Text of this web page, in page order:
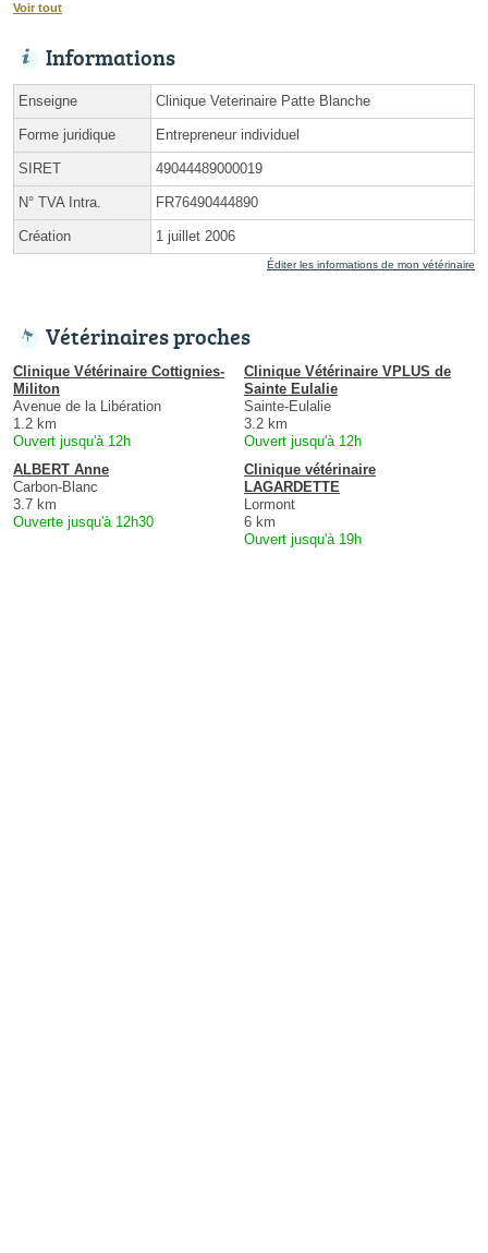
Voir tout
Informations
Enseigne Clinique Veterinaire Patte Blanche
Forme juridique Entrepreneur individuel
SIRET 49044489000019
N° TVA Intra. FR76490444890
Création 1 juillet 2006
Éditer les informations de mon vétérinaire
Vétérinaires proches
Clinique Vétérinaire Cottignies-
Militon
Avenue de la Libération
1.2 km
Ouvert jusqu'à 12h
Clinique Vétérinaire VPLUS de
Sainte Eulalie
Sainte-Eulalie
3.2 km
Ouvert jusqu'à 12h
ALBERT Anne
Carbon-Blanc
3.7 km
Ouverte jusqu'à 12h30
Clinique vétérinaire
LAGARDETTE
Lormont
6 km
Ouvert jusqu'à 19h